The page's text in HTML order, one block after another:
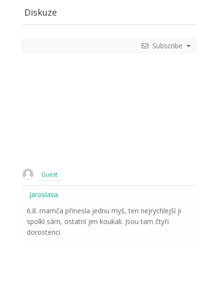
Diskuze
Subscribe
Guest
Jaroslava
6.8. mamča přinesla jednu myš, ten nejrychlejší ji
spolkl sám, ostatní jen koukali. Jsou tam čtyři
dorostenci